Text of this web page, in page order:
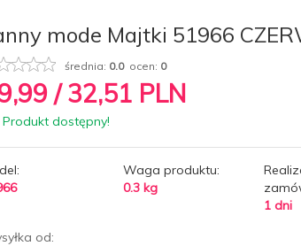
mode Majtki 51966
średnia: 0.0ocen: 0
99 / 32,51 PLN
Produkt dostępny!
Waga produktu:
0.3 kg
1 dni
od: